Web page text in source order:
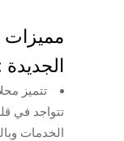
مميزات
الجديدة
تتميز
تتواجد في
الخدمات